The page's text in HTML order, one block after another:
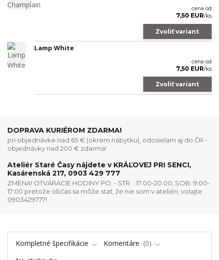
cena od
7,50 EUR/ks
Zvoliť variant
Lamp White
cena od
7,50 EUR/ks
Zvoliť variant
DOPRAVA KURIÉROM ZDARMA!
pri objednávke nad 65 € (okrem nábytku), odosielam aj do ČR -
objednávky nad 200 € zdarma!
Ateliér Staré Časy nájdete v KRÁĽOVEJ PRI SENCI,
Kasárenská 217, 0903 429 777
ZMENA! OTVÁRACIE HODINY PO. - STR. : 17:00-20:00, SOB: 9:00-
17:00 pretože občas sa môže stať, že nie som v ateliéri, volajte
0903429777!
Kompletné špecifikácie Komentáre
0